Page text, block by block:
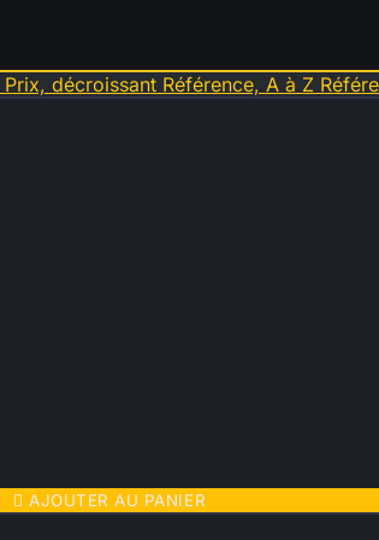
Prix, décroissant Référence, A à Z
 AJOUTER AU PANIER